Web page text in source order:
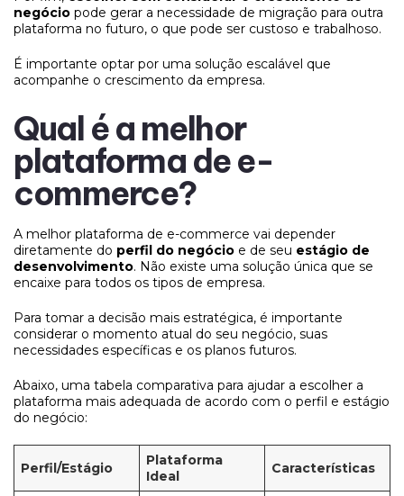
negócio pode gerar a necessidade de migração para outra
plataforma no futuro, o que pode ser custoso e trabalhoso.
É importante optar por uma solução escalável que
acompanhe o crescimento da empresa.
Qual é a melhor
plataforma de e-
commerce?
A melhor plataforma de e-commerce vai depender
diretamente do perfil do negócio e de seu estágio de
desenvolvimento. Não existe uma solução única que se
encaixe para todos os tipos de empresa.
Para tomar a decisão mais estratégica, é importante
considerar o momento atual do seu negócio, suas
necessidades específicas e os planos futuros.
Abaixo, uma tabela comparativa para ajudar a escolher a
plataforma mais adequada de acordo com o perfil e estágio
do negócio:
Perfil/Estágio
Plataforma
Ideal
Características